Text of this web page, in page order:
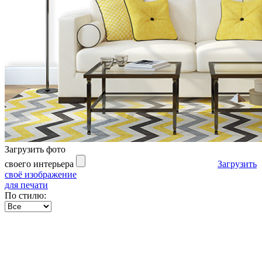
Загрузить фото
своего интерьера
Загрузить
своё изображение
для печати
По стилю: